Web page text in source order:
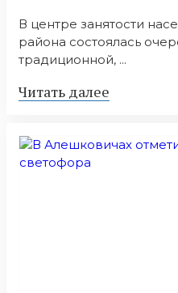
В центре занятости
района состоялась
традиционной, ...
Читать далее